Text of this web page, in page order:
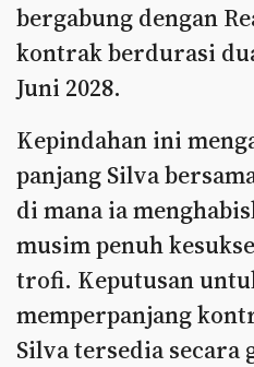
bergabung dengan
kontrak berdurasi
Juni 2028.
Kepindahan ini
panjang Silva
di mana ia
musim penuh
trofi. Keputusan
memperpanjang
Silva tersedia secara